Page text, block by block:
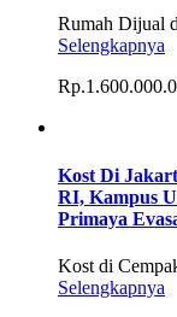
Rumah Dijual
Selengkapnya
Kost Di
RI, Kampus
Primaya
Kost di
Selengkapnya